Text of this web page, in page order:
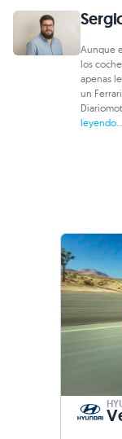
Aunque
los
apenas
un
leyendo...